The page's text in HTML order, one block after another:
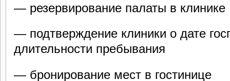
— резервирование палаты в клинике
— подтверждение клиники о дате
длительности пребывания
— бронирование мест в гостинице